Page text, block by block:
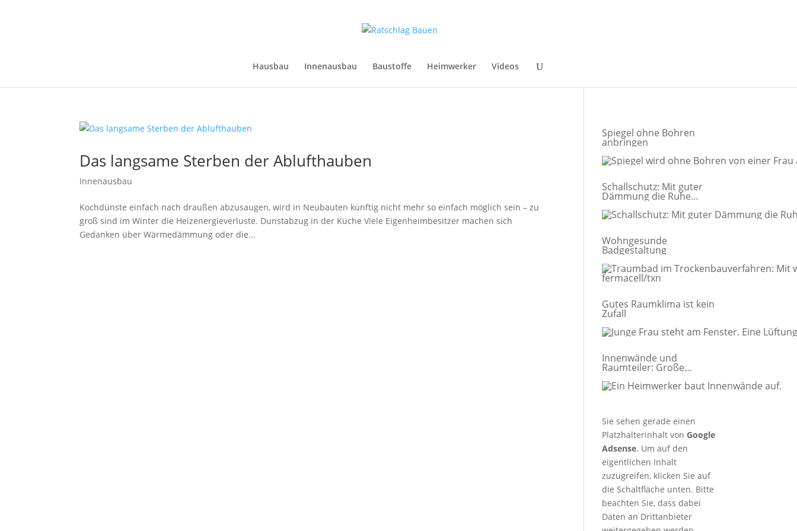
Hausbau Innenausbau Baustoffe Heimwerker Videos
Das langsame Sterben der Ablufthauben
Innenausbau
Kochdünste einfach nach draußen abzusaugen, wird in Neubauten künftig nicht mehr so einfach möglich sein – zu
groß sind im Winter die Heizenergieverluste. Dunstabzug in der Küche Viele Eigenheimbesitzer machen sich
Gedanken über Wärmedämmung oder die...
Spiegel ohne Bohren
anbringen
Schallschutz: Mit guter
Dämmung die Ruhe
Wohngesunde
Badgestaltung
Gutes Raumklima ist kein
Zufall
Innenwände und
Raumteiler: Große
Sie sehen gerade einen
Platzhalterinhalt vonGoogle
Adsense. Um auf den
eigentlichen Inhalt
zuzugreifen, klicken Sie auf
die Schaltfläche unten. Bitte
beachten Sie, dass dabei
Daten an Drittanbieter